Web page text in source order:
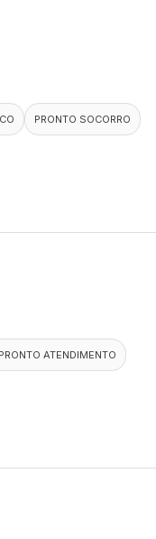
PRONTO SOCORRO
ATENDIMENTO